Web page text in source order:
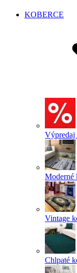
KOBERCE
Výpredaj
Moderné
Vintage
Chlpaté